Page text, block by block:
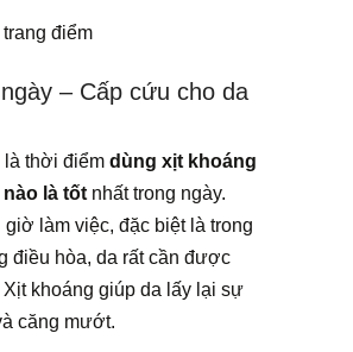
trang điểm
– Cấp cứu cho da
thời điểm dùng xịt khoáng
là tốtnhất trong ngày.
giờ làm việc, đặc biệt là trong
điều hòa, da rất cần được
Xịt khoáng giúp da lấy lại sự
căng mướt.